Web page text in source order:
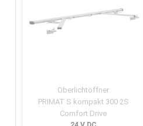
Oberlichtöffner
PRIMAT S kompakt 300 2S
Comfort Drive